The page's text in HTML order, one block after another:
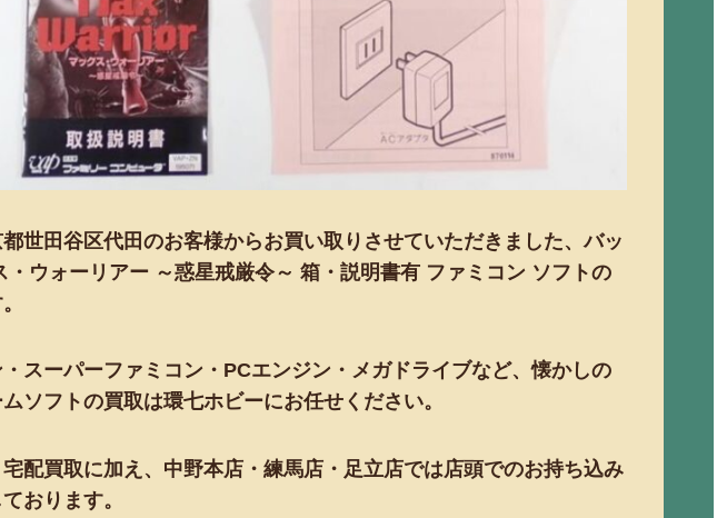
世田谷区代田のお客様からお買い取りさせていただきました、バッ
・ウォーリアー ～惑星戒厳令～ 箱・説明書有 ファミコン ソフトの
スーパーファミコン・PCエンジン・メガドライブなど、懐かしの
ソフトの買取は環七ホビーにお任せください。
配買取に加え、中野本店・練馬店・足立店では店頭でのお持ち込み
おります。